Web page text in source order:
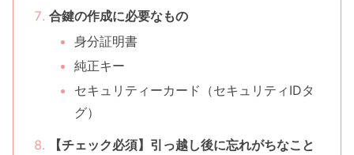
合鍵の作成に必要なもの
身分証明書
純正キー
セキュリティーカード（セキュリティIDタ
グ）
【チェック必須】引っ越し後に忘れがちなこと